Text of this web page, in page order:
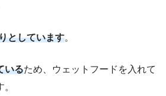
としています。
いるため、ウェットフードを入れて